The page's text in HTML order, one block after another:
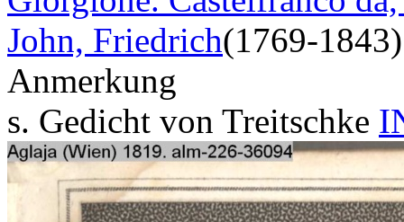
John, Friedrich(1769-1843)
Anmerkung
s. Gedicht von Treitschke